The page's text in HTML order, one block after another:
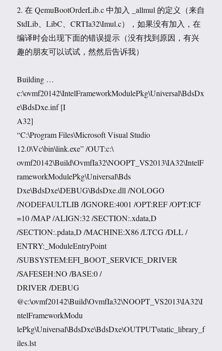
2. 在 QemuBootOrderLib.c 中加入 _allmul 的定义（来自
StdLib、LibC、CRTIa32\Imul.c），如果没有加入，在
编译时会出现下面的错误提示（没有找到原因，有兴
趣的朋友可以试试，然然后告诉我）
Building …
c:\ovmf20142\IntelFrameworkModulePkg\Universal\BdsDx
e\BdsDxe.inf [I
A32]
“C:\Program Files\Microsoft Visual Studio
12.0\Vc\bin\link.exe” /OUT:c:\
ovmf20142\Build\OvmfIa32\NOOPT_VS2013\IA32\IntelF
rameworkModulePkg\Universal\Bds
Dxe\BdsDxe\DEBUG\BdsDxe.dll /NOLOGO
/NODEFAULTLIB /IGNORE:4001 /OPT:REF /OPT:ICF
=10 /MAP /ALIGN:32 /SECTION:.xdata,D
/SECTION:.pdata,D /MACHINE:X86 /LTCG /DLL /
ENTRY:_ModuleEntryPoint
/SUBSYSTEM:EFI_BOOT_SERVICE_DRIVER
/SAFESEH:NO /BASE:0 /
DRIVER /DEBUG
@c:\ovmf20142\Build\OvmfIa32\NOOPT_VS2013\IA32\I
ntelFrameworkModu
lePkg\Universal\BdsDxe\BdsDxe\OUTPUT\static_library_f
iles.lst